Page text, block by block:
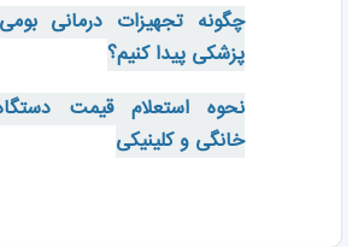
چگونه تجهیزات درمانی
پزشکی پیدا کنیم؟
نحوه استعلام قیمت
خانگی و کلینیکی